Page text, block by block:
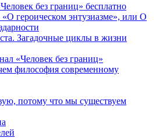
без границ» бесплатно
героическом энтузиазме», или О
Загадочные циклы в жизни
«Человек без границ»
философия современному
потому что мы существуем